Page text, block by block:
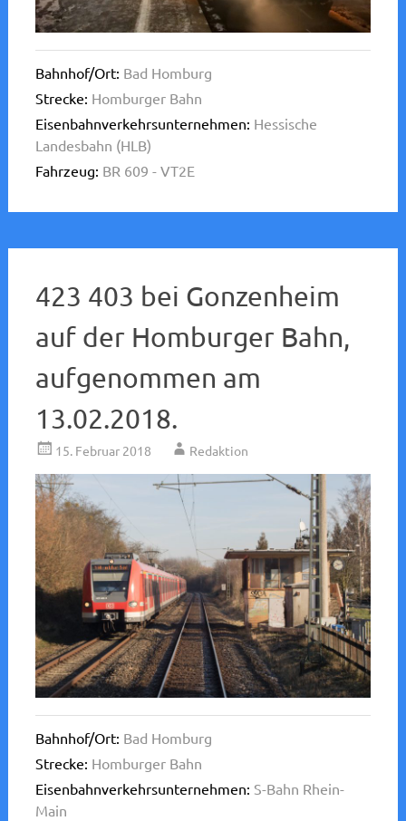
Bahnhof/Ort: Bad Homburg
Strecke: Homburger Bahn
Eisenbahnverkehrsunternehmen: Hessische
Landesbahn (HLB)
Fahrzeug: BR 609 - VT2E
423 403 bei Gonzenheim
auf der Homburger Bahn,
aufgenommen am
13.02.2018.
15. Februar 2018 Redaktion
Bahnhof/Ort: Bad Homburg
Strecke: Homburger Bahn
Eisenbahnverkehrsunternehmen: S-Bahn Rhein-
Main